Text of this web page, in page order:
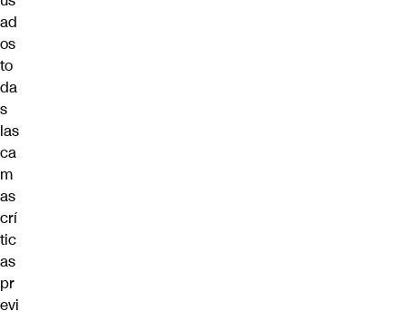
ad
os
to
da
s
las
ca
m
as
crí
tic
as
pr
evi